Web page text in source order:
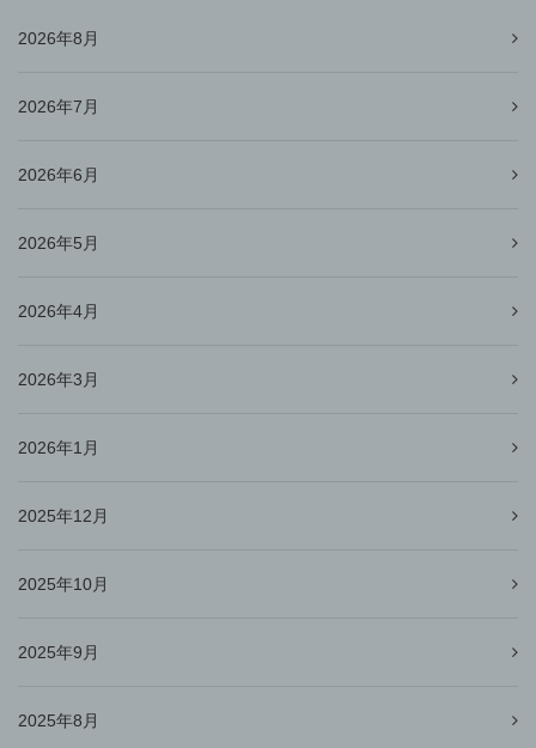
2026年8月
2026年7月
2026年6月
2026年5月
2026年4月
2026年3月
2026年1月
2025年12月
2025年10月
2025年9月
2025年8月